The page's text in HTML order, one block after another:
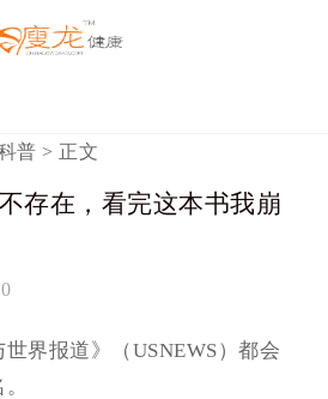
普 > 正文
存在，看完这本书我崩
界报道》（USNEWS）都会